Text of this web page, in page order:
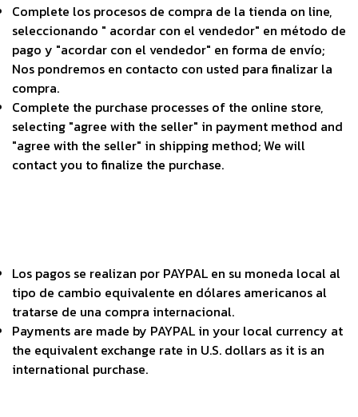
Complete los procesos de compra de la tienda on line,
seleccionando " acordar con el vendedor" en método de
pago y "acordar con el vendedor" en forma de envío;
Nos pondremos en contacto con usted para finalizar la
compra.
Complete the purchase processes of the online store,
selecting "agree with the seller" in payment method and
"agree with the seller" in shipping method; We will
contact you to finalize the purchase.
Los pagos se realizan por PAYPAL en su moneda local al
tipo de cambio equivalente en dólares americanos al
tratarse de una compra internacional.
Payments are made by PAYPAL in your local currency at
the equivalent exchange rate in U.S. dollars as it is an
international purchase.